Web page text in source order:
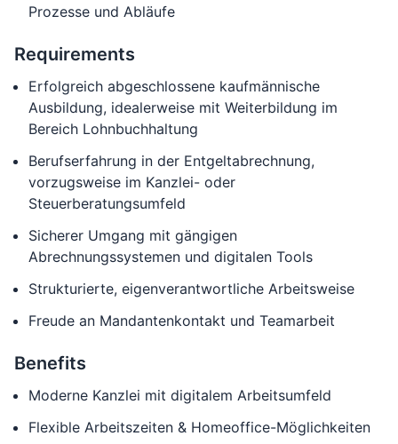
Prozesse und Abläufe
Requirements
Erfolgreich abgeschlossene kaufmännische
Ausbildung, idealerweise mit Weiterbildung im
Bereich Lohnbuchhaltung
Berufserfahrung in der Entgeltabrechnung,
vorzugsweise im Kanzlei- oder
Steuerberatungsumfeld
Sicherer Umgang mit gängigen
Abrechnungssystemen und digitalen Tools
Strukturierte, eigenverantwortliche Arbeitsweise
Freude an Mandantenkontakt und Teamarbeit
Benefits
Moderne Kanzlei mit digitalem Arbeitsumfeld
Flexible Arbeitszeiten & Homeoffice-Möglichkeiten